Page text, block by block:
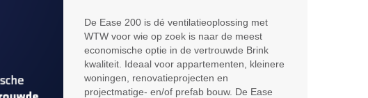
De Ease 200 is dé ventilatieoplossing met
WTW voor wie op zoek is naar de meest
economische optie in de vertrouwde Brink
kwaliteit. Ideaal voor appartementen, kleinere
woningen, renovatieprojecten en
projectmatige- en/of prefab bouw. De Ease